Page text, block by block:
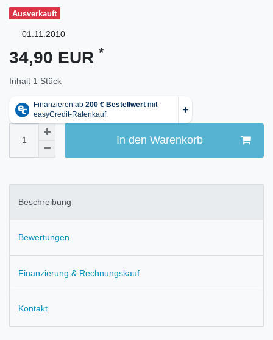
Ausverkauft
01.11.2010
34,90 EUR *
Inhalt 1 Stück
In den Warenkorb
Beschreibung
Bewertungen
Finanzierung & Rechnungskauf
Kontakt